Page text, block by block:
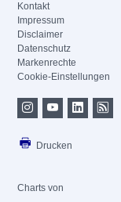
Kontakt
Impressum
Disclaimer
Datenschutz
Markenrechte
Cookie-Einstellungen
Drucken
Charts von